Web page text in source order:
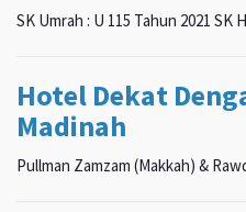
SK Umrah : U 115 Tahun 2021 SK
Hotel Dekat
Madinah
Pullman Zamzam (Makkah) &